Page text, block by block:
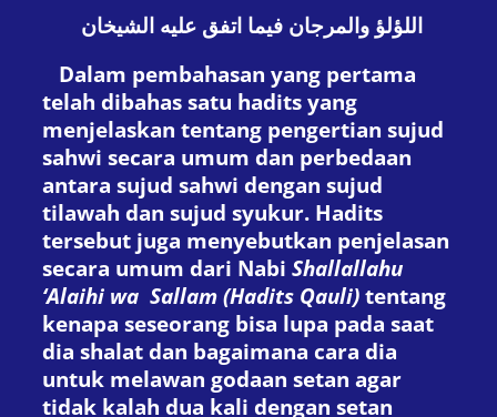
اللؤلؤ والمرجان فيما اتفق عليه الشيخان
Dalam pembahasan yang pertama
telah dibahas satu hadits yang
menjelaskan tentang pengertian sujud
sahwi secara umum dan perbedaan
antara sujud sahwi dengan sujud
tilawah dan sujud syukur. Hadits
tersebut juga menyebutkan penjelasan
secara umum dari Nabi Shallallahu
‘Alaihi wa Sallam (Hadits Qauli) tentang
kenapa seseorang bisa lupa pada saat
dia shalat dan bagaimana cara dia
untuk melawan godaan setan agar
tidak kalah dua kali dengan setan